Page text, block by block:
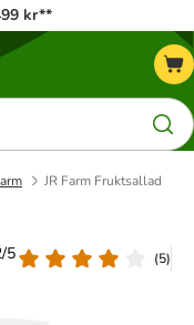
kr**
JR Farm Fruktsallad
5
(5)